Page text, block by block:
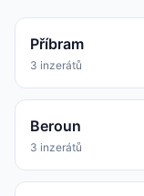
Příbram
3 inzerátů
Beroun
3 inzerátů